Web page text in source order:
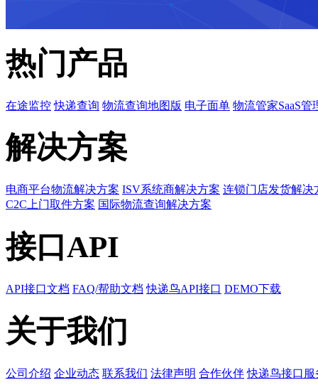
热门产品
在途监控 快递查询 物流查询地图版 电子面单 物流管家SaaS管
解决方案
电商平台物流解决方案 ISV系统商解决方案 连锁门店发货解决
C2C上门取件方案 国际物流查询解决方案
接口API
API接口文档 FAQ/帮助文档 快递鸟API接口 DEMO下载
关于我们
公司介绍 企业动态 联系我们 法律声明 合作伙伴 快递鸟接口服